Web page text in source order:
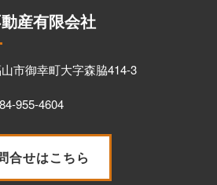
産有限会社
市御幸町大字森脇414-3
955-4604
合せはこちら